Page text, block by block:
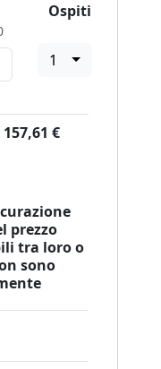
Ospiti
1
157,61 €
prezzo
tra loro o
sono